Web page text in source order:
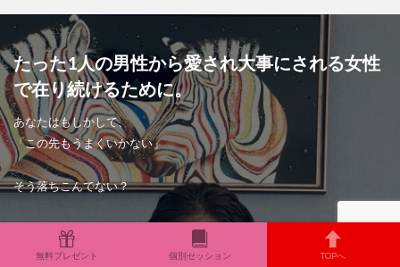
たった1人の男性から愛され大事にされる女性
で在り続けるために。
あなたはもしかして、
「この先もうまくいかない」
そう落ちこんでない？
「わたしは愛されない」
「わたしなんて選ばれない」
無料プレゼント 個別セッション TOPへ